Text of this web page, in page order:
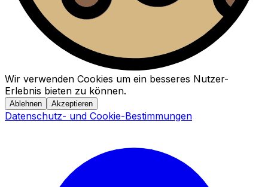
Wir verwenden Cookies um ein besseres Nutzer-
Erlebnis bieten zu können.
Ablehnen Akzeptieren
Datenschutz- und Cookie-Bestimmungen